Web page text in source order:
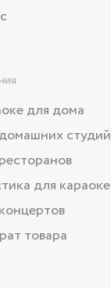
для дома
студий
для караоке
товара